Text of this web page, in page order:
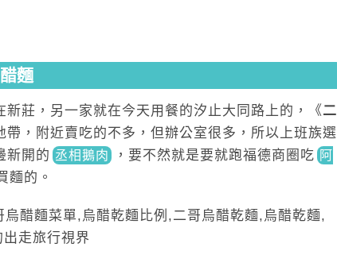
麵
新莊，另一家就在今天用餐的汐止大同路上的，《二
，附近賣吃的不多，但辦公室很多，所以上班族選
新開 的 丞相鵝肉 ，要不然就是要就跑福德商圈 吃 阿
麵的。